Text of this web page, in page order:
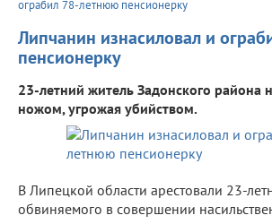
ограбил 78-летнюю пенсионерку
Липчанин изнасиловал и
пенсионерку
23-летний житель Задонского района
ножом, угрожая убийством.
В Липецкой области арестовали 23-
обвиняемого в совершении